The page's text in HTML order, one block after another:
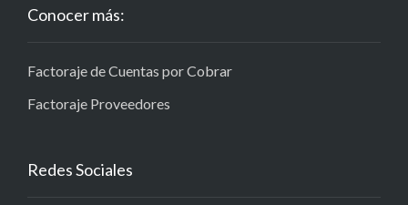
Conocer más:
Factoraje de Cuentas por Cobrar
Factoraje Proveedores
Redes Sociales